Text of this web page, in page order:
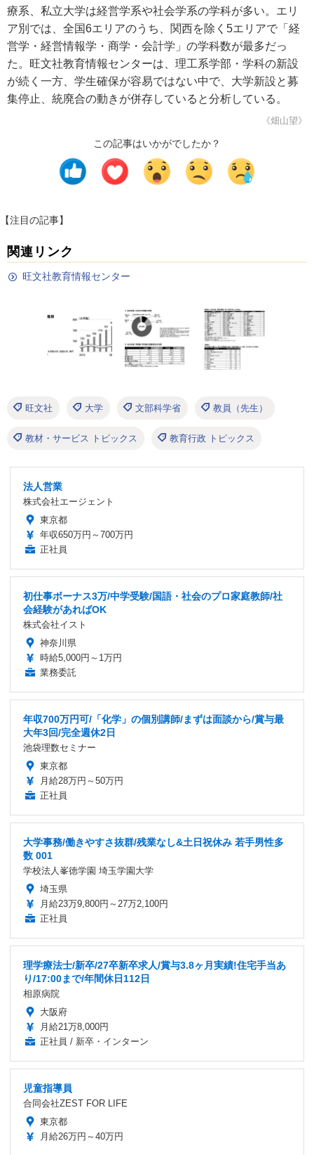
療系、私立大学は経営学系や社会学系の学科が多い。エリ
ア別では、全国6エリアのうち、関西を除く5エリアで「経
営学・経営情報学・商学・会計学」の学科数が最多だっ
た。旺文社教育情報センターは、理工系学部・学科の新設
が続く一方、学生確保が容易ではない中で、大学新設と募
集停止、統廃合の動きが併存していると分析している。
《畑山望》
この記事はいかがでしたか？
【注目の記事】
関連リンク
旺文社教育情報センター
旺文社 大学 文部科学省 教員（先生）
教材・サービス トピックス 教育行政 トピックス
法人営業
株式会社エージェント
東京都
年収650万円～700万円
正社員
初仕事ボーナス3万/中学受験/国語・社会のプロ家庭教師/社
会経験があればOK
株式会社イスト
神奈川県
時給5,000円～1万円
業務委託
年収700万円可/「化学」の個別講師/まずは面談から/賞与最
大年3回/完全週休2日
池袋理数セミナー
東京都
月給28万円～50万円
正社員
大学事務/働きやすさ抜群/残業なし&土日祝休み 若手男性多
数 001
学校法人峯徳学園 埼玉学園大学
埼玉県
月給23万9,800円～27万2,100円
正社員
理学療法士/新卒/27卒新卒求人/賞与3.8ヶ月実績!住宅手当あ
り/17:00まで/年間休日112日
相原病院
大阪府
月給21万8,000円
正社員 / 新卒・インターン
児童指導員
合同会社ZEST FOR LIFE
東京都
月給26万円～40万円